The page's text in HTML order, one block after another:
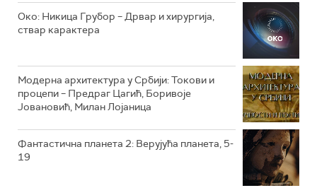
Око: Никица Грубор – Дрвар и хирургија,
ствар карактера
Модерна архитектура у Србији: Токови и
процепи – Предраг Цагић, Боривоје
Јовановић, Милан Лојаница
Фантастична планета 2: Верујућа планета, 5-
19